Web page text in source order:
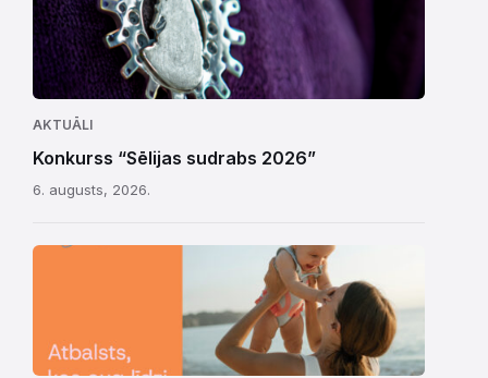
AKTUĀLI
Konkurss “Sēlijas sudrabs 2026”
6. augusts, 2026.